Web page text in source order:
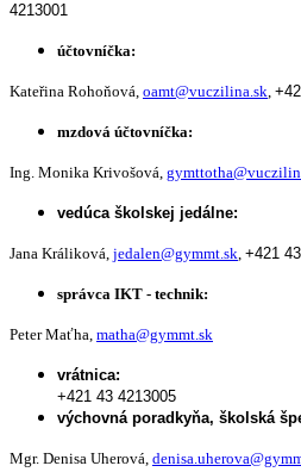
4213001
účtovníčka:
Kateřina Rohoňová, oamt@vuczilina.sk,
mzdová účtovníčka:
Ing. Monika Krivošová,
vedúca školskej jedálne:
Jana Králiková, jedalen@gymmt.sk, +421
správca IKT - technik:
Peter Maťha, matha@gymmt.sk
vrátnica:
+421 43 4213005
výchovná poradkyňa, školská
Mgr. Denisa Uherová,